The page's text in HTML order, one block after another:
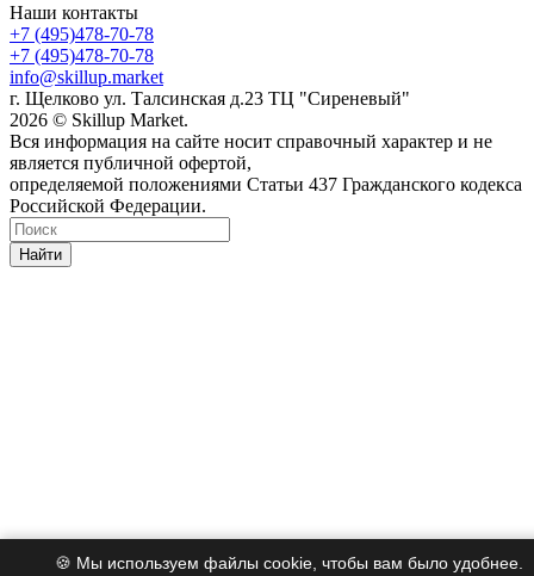
Наши контакты
+7 (495)478-70-78
+7 (495)478-70-78
info@skillup.market
г. Щелково ул. Талсинская д.23 ТЦ "Сиреневый"
2026 © Skillup Market.
Вся информация на сайте носит справочный характер и не
является публичной офертой,
определяемой положениями Статьи 437 Гражданского кодекса
Российской Федерации.
Найти
🍪 Мы используем файлы cookie, чтобы вам было удобнее.